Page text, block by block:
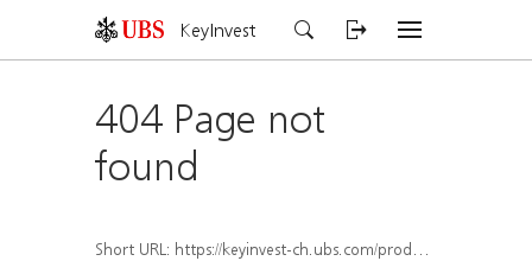
KeyInvest
404 Page not
found
Short URL: https://keyinvest-ch.ubs.com/produkt/detail/index/isin/CH1564688716